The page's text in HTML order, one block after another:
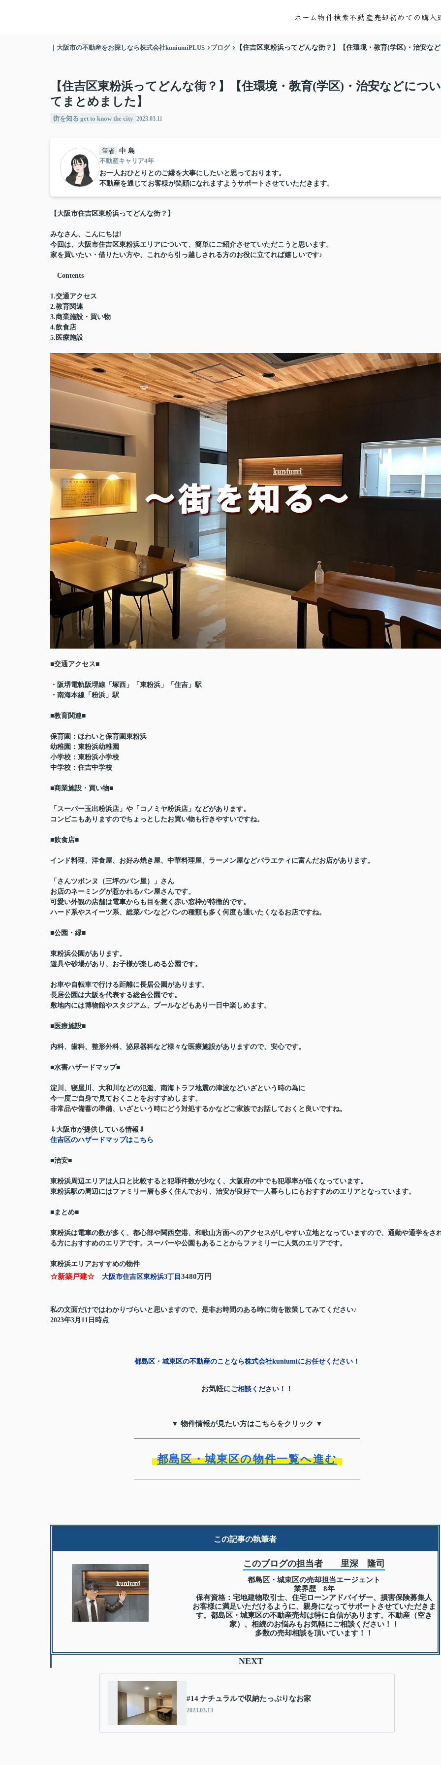
ホーム物件検索不動産売却初めての購入
｜大阪市の不動産をお探しなら株式会社kuniumiPLUS ブログ 【住吉区東粉浜ってどんな街？】【住環境・教育(学区)・治安な
【住吉区東粉浜ってどんな街？】【住環境・教育(学区)・治安などについ
てまとめました】
街を知る get to know the city 2023.03.11
筆者 中 島
不動産キャリア4年
お一人おひとりとのご縁を大事にしたいと思っております。
不動産を通じてお客様が笑顔になれますようサポートさせていただきます。
【大阪市住吉区東粉浜ってどんな街？】
みなさん、こんにちは!
今回は、大阪市住吉区東粉浜エリアについて、簡単にご紹介させていただこうと思います。
家を買いたい・借りたい方や、これから引っ越しされる方のお役に立てれば嬉しいです♪
Contents
1.交通アクセス
2.教育関連
3.商業施設・買い物
4.飲食店
5.医療施設
■交通アクセス■
・阪堺電軌阪堺線「塚西」「東粉浜」「住吉」駅
・南海本線「粉浜」駅
■教育関連■
保育園：ほわいと保育園東粉浜
幼稚園：東粉浜幼稚園
小学校：東粉浜小学校
中学校：住吉中学校
■商業施設・買い物■
「スーパー玉出粉浜店」や「コノミヤ粉浜店」などがあります。
コンビニもありますのでちょっとしたお買い物も行きやすいですね。
■飲食店■
インド料理、洋食屋、お好み焼き屋、中華料理屋、ラーメン屋などバラエティに富んだお店があります。
「さんツボンヌ（三坪のパン屋）」さん
お店のネーミングが惹かれるパン屋さんです。
可愛い外観の店舗は電車からも目を惹く赤い窓枠が特徴的です。
ハード系やスイーツ系、総菜パンなどパンの種類も多く何度も通いたくなるお店ですね。
■公園・緑■
東粉浜公園があります。
遊具や砂場があり、お子様が楽しめる公園です。
お車や自転車で行ける距離に長居公園があります。
長居公園は大阪を代表する総合公園です。
敷地内には博物館やスタジアム、プールなどもあり一日中楽しめます。
■医療施設■
内科、歯科、整形外科、泌尿器科など様々な医療施設がありますので、安心です。
■水害ハザードマップ■
淀川、寝屋川、大和川などの氾濫、南海トラフ地震の津波などいざという時の為に
今一度ご自身で見ておくことをおすすめします。
非常品や備蓄の準備、いざという時にどう対処するかなどご家族でお話しておくと良いですね。
⇓大阪市が提供している情報⇓
住吉区のハザードマップはこちら
■治安■
東粉浜周辺エリアは人口と比較すると犯罪件数が少なく、大阪府の中でも犯罪率が低くなっています。
東粉浜駅の周辺にはファミリー層も多く住んでおり、治安が良好で一人暮らしにもおすすめのエリアとなっています。
■まとめ■
東粉浜は電車の数が多く、都心部や関西空港、和歌山方面へのアクセスがしやすい立地となっていますので、通勤や通学をさ
る方におすすめのエリアです。スーパーや公園もあることからファミリーに人気のエリアです。
東粉浜エリアおすすめの物件
☆新築戸建☆ 大阪市住吉区東粉浜3丁目 3480万円
私の文面だけではわかりづらいと思いますので、是非お時間のある時に街を散策してみてください♪
2023年3月11日時点
都島区・城東区の不動産のことなら株式会社kuniumiにお任せください！
お気軽にご相談ください！！
▼ 物件情報が見たい方はこちらをクリック ▼
都島区・城東区の物件一覧へ進む
この記事の執筆者
このブログの担当者 里深 隆司
都島区・城東区の売却担当エージェント
業界歴 8年
保有資格：宅地建物取引士、住宅ローンアドバイザー、損害保険募集人
お客様に満足いただけるように、親身になってサポートさせていただきま
す。都島区・城東区の不動産売却は特に自信があります。不動産（空き
家）、相続のお悩みもお気軽にご相談ください！！
多数の売却相談を頂いています！！
NEXT
#14 ナチュラルで収納たっぷりなお家
2023.03.13